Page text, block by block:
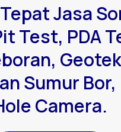
Jasa
Test, PDA
Sumur Bor,
Camera.